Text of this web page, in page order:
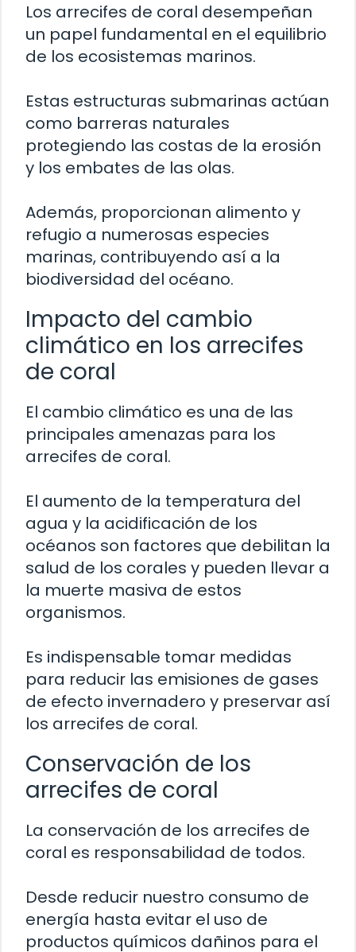
Los arrecifes de coral desempeñan
un papel fundamental en el equilibrio
de los ecosistemas marinos.
Estas estructuras submarinas actúan
como barreras naturales
protegiendo las costas de la erosión
y los embates de las olas.
Además, proporcionan alimento y
refugio a numerosas especies
marinas, contribuyendo así a la
biodiversidad del océano.
Impacto del cambio
climático en los arrecifes
de coral
El cambio climático es una de las
principales amenazas para los
arrecifes de coral.
El aumento de la temperatura del
agua y la acidificación de los
océanos son factores que debilitan la
salud de los corales y pueden llevar a
la muerte masiva de estos
organismos.
Es indispensable tomar medidas
para reducir las emisiones de gases
de efecto invernadero y preservar así
los arrecifes de coral.
Conservación de los
arrecifes de coral
La conservación de los arrecifes de
coral es responsabilidad de todos.
Desde reducir nuestro consumo de
energía hasta evitar el uso de
productos químicos dañinos para el